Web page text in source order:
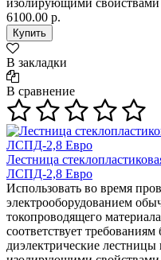
6100.00 р.
В закладки
В сравнение
Лестница
ЛСПД-2,8 Евро
Использовать во время
электрооборудованием
токопроводящего
соответствует
диэлектрические